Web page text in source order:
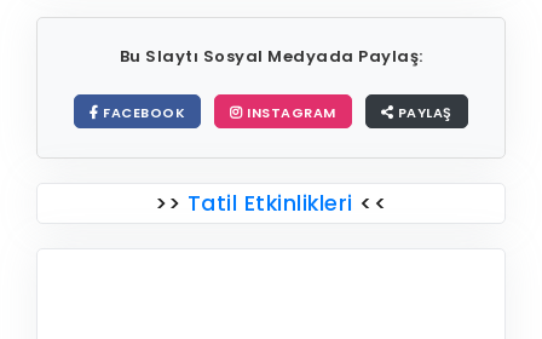
Bu Slaytı Sosyal Medyada Paylaş:
FACEBOOK INSTAGRAM PAYLAŞ
>> Tatil Etkinlikleri <<